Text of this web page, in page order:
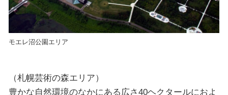
モエレ沼公園エリア
（札幌芸術の森エリア）
豊かな自然環境のなかにある広さ40ヘクタールにおよ